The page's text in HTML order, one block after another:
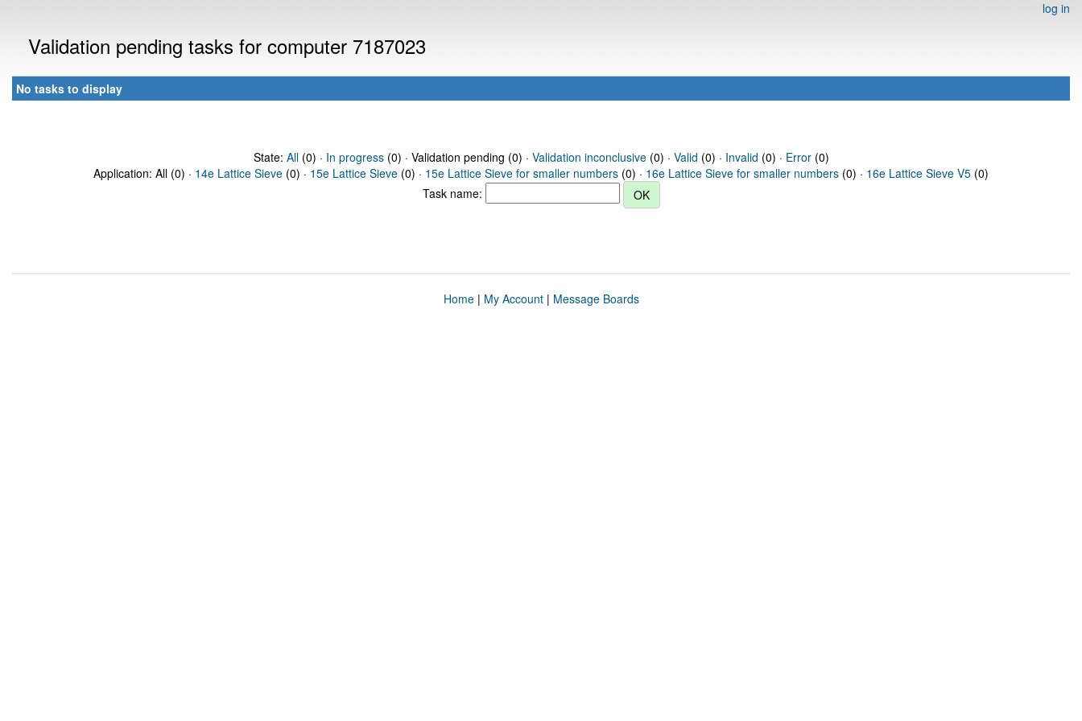
log in
Validation pending tasks for computer 7187023
No tasks to display
State: All(0) · In progress(0) · Validation pending (0) · Validation inconclusive(0) · Valid (0) · Invalid (0) · Error(0)
Application: All (0) · 14e Lattice Sieve (0) · 15e Lattice Sieve (0) · 15e Lattice Sieve for smaller numbers (0) · 16e Lattice Sieve for smaller numbers (0) · 16e Lattice Sieve V5 (0)
Task name:
Home| My Account| Message Boards